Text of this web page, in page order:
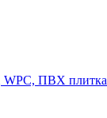
WPC, ПВХ